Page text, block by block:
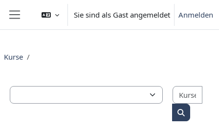
Website-Übersicht
Sie sind als Gast angemeldet Anmelden
Kurse
Kursbereiche
Kurse